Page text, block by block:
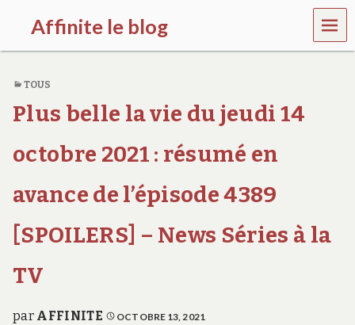
Affinite le blog
e
p
l
u
s
i
MEN
U
TOUS
Plus belle la vie du jeudi 14
octobre 2021 : résumé en
avance de l’épisode 4389
[SPOILERS] – News Séries à la
TV
par AFFINITE OCTOBRE 13, 2021